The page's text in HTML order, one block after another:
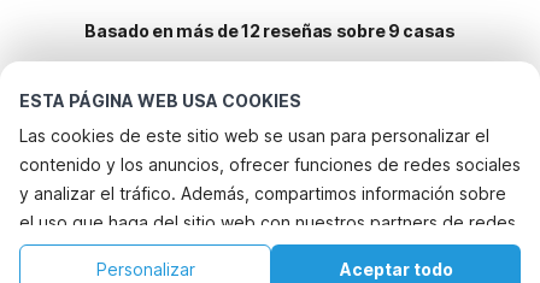
ESTA PÁGINA WEB USA COOKIES
Las cookies de este sitio web se usan para personalizar el
contenido y los anuncios, ofrecer funciones de redes sociales
y analizar el tráfico. Además, compartimos información sobre
el uso que haga del sitio web con nuestros partners de redes
sociales, publicidad y análisis web, quienes pueden
Aceptar todo
Personalizar
Basado en más de 12 reseñas sobre 9 casas
Destinos más populares para vacaciones
Ciudades con los mejores servicios para vacaciones
Alquileres vacacionales para familias con niños sainte-marie
Casa de vacaciones en parque de atracciones porto-vecchio
Servicios populares para vacaciones en Casaglione
Casa de vacaciones junto al mar
Ciudades populares para vacaciones en Corcega-del-sur